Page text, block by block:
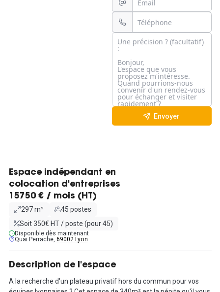
Envoyer
Espace indépendant en
colocation d'entreprises
15750 € / mois (HT)
297 m²
45 postes
Soit 350€ HT / poste (pour 45)
Disponible dès maintenant
Quai Perrache, 69002 Lyon
Description de l'espace
A la recherche d'un plateau privatif hors du commun pour vos